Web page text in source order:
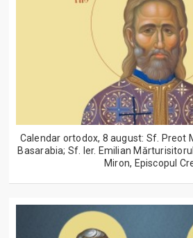
Calendar ortodox, 8 august: Sf. Preot
Basarabia; Sf. Ier. Emilian
Miron, Episcopul